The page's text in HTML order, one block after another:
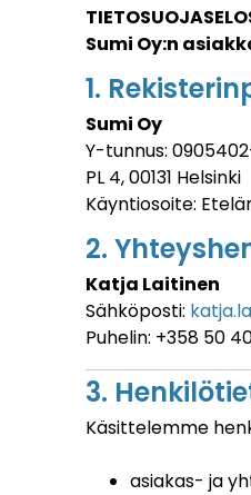
Sumi Oy:n
1.
Sumi Oy
Y-tunnus:
PL 4, 00131 Helsinki
Käyntiosoite:
2.
Katja Laitinen
Sähköposti:
Puhelin: +358 50
3.
Käsittelemme
asiakas- ja